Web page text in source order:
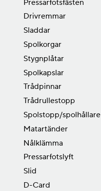
Pressarfotsfästen
Drivremmar
Sladdar
Spolkorgar
Stygnplåtar
Spolkapslar
Trådpinnar
Trådrullestopp
Spolstopp/spolhållare
Matartänder
Nålklämma
Pressarfotslyft
Slid
D-Card